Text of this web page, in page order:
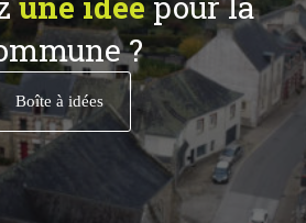
?
Boîte à idées